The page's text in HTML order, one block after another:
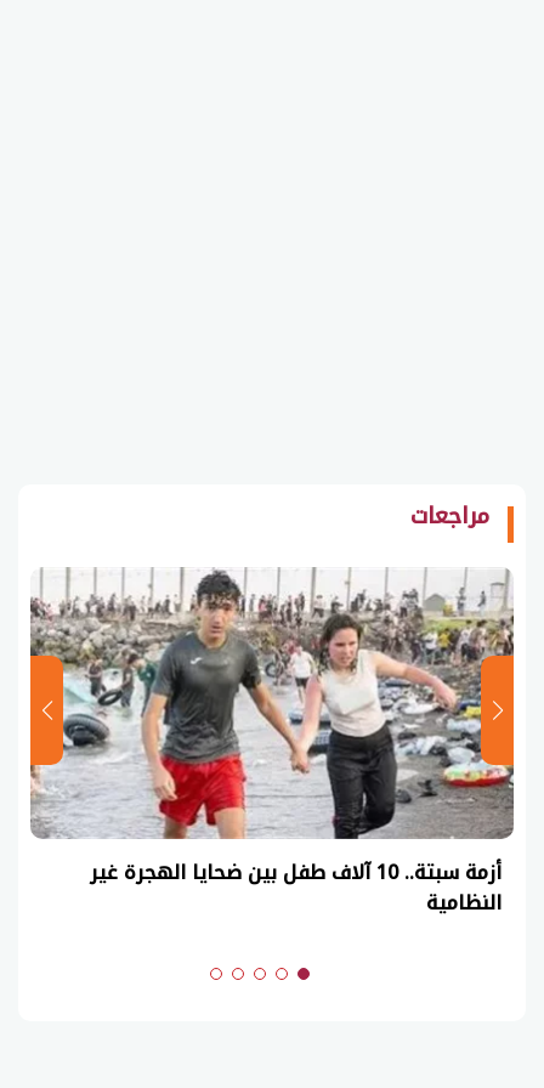
مراجعات
أزمة سبتة.. 10 آلاف طفل بين ضحايا الهجرة غير
النظامية